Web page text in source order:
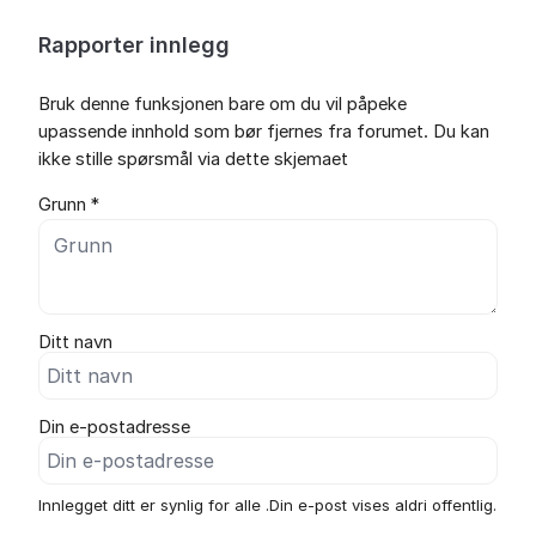
Rapporter innlegg
Bruk denne funksjonen bare om du vil påpeke
upassende innhold som bør fjernes fra forumet. Du kan
ikke stille spørsmål via dette skjemaet
Grunn *
Ditt navn
Din e-postadresse
Innlegget ditt er synlig for alle .Din e-post vises aldri offentlig.